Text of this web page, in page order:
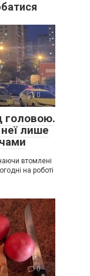
0
головою.
неї лише
втомлені
на роботі
0